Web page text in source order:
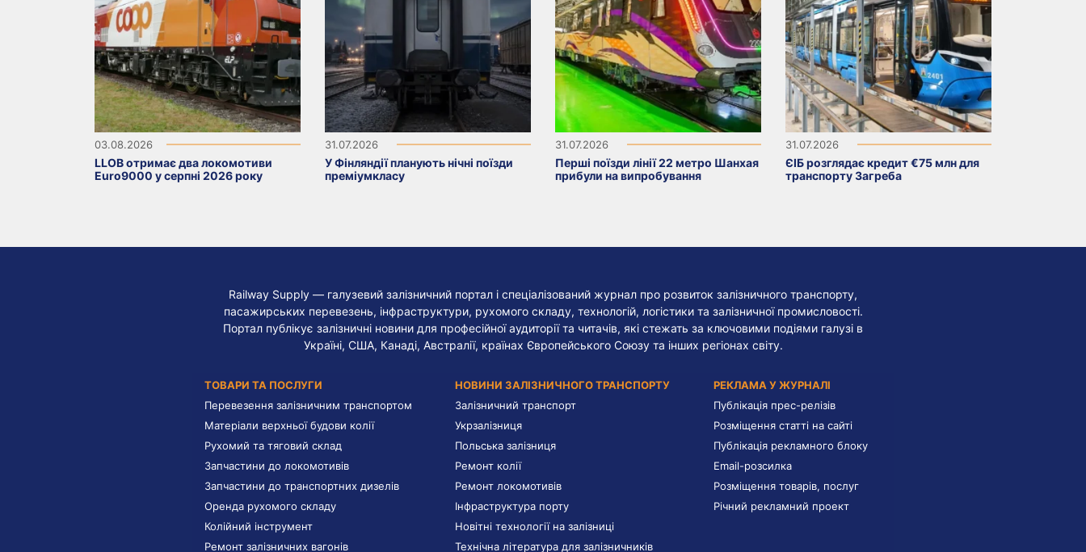
03.08.2026
LLOB отримає два локомотиви
Euro9000 у серпні 2026 року
31.07.2026
У Фінляндії планують нічні поїзди
преміумкласу
31.07.2026
Перші поїзди лінії 22 метро Шанхая
прибули на випробування
31.07.2026
ЄІБ розглядає кредит €75 млн для
транспорту Загреба
Railway Supply — галузевий залізничний портал і спеціалізований журнал про розвиток залізничного транспорту,
пасажирських перевезень, інфраструктури, рухомого складу, технологій, логістики та залізничної промисловості.
Портал публікує залізничні новини для професійної аудиторії та читачів, які стежать за ключовими подіями галузі в
Україні, США, Канаді, Австралії, країнах Європейського Союзу та інших регіонах світу.
ТОВАРИ ТА ПОСЛУГИ
Перевезення залізничним транспортом
Матеріали верхньої будови колії
Рухомий та тяговий склад
Запчастини до локомотивів
Запчастини до транспортних дизелів
Оренда рухомого складу
Колійний інструмент
Ремонт залізничних вагонів
НОВИНИ ЗАЛІЗНИЧНОГО ТРАНСПОРТУ
Залізничний транспорт
Укрзалізниця
Польська залізниця
Ремонт колії
Ремонт локомотивів
Інфраструктура порту
Новітні технології на залізниці
Технічна література для залізничників
РЕКЛАМА У ЖУРНАЛІ
Публікація прес-релізів
Розміщення статті на сайті
Публікація рекламного блоку
Email-розсилка
Розміщення товарів, послуг
Річний рекламний проект